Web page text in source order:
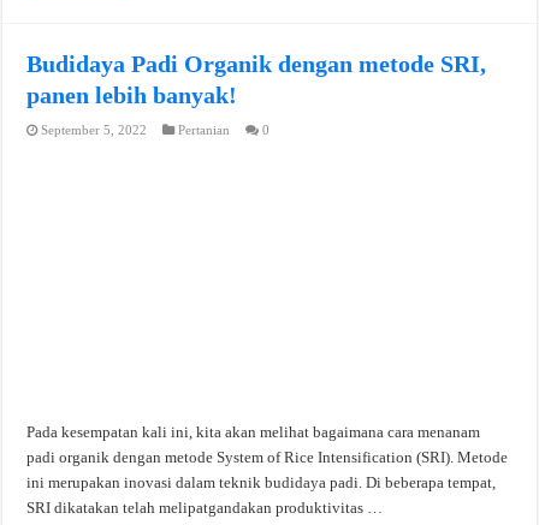
Budidaya Padi Organik dengan metode SRI,
panen lebih banyak!
September 5, 2022 Pertanian 0
Pada kesempatan kali ini, kita akan melihat bagaimana cara menanam
padi organik dengan metode System of Rice Intensification (SRI). Metode
ini merupakan inovasi dalam teknik budidaya padi. Di beberapa tempat,
SRI dikatakan telah melipatgandakan produktivitas …